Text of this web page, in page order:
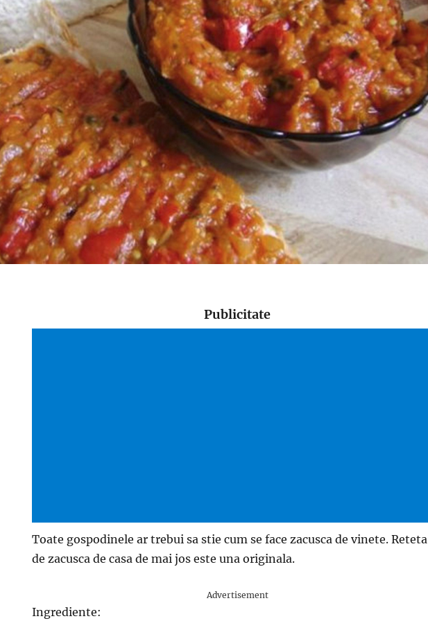
Publicitate
Toate gospodinele ar trebui sa stie cum se face zacusca de vinete. Reteta
de zacusca de casa de mai jos este una originala.
Advertisement
Ingrediente: